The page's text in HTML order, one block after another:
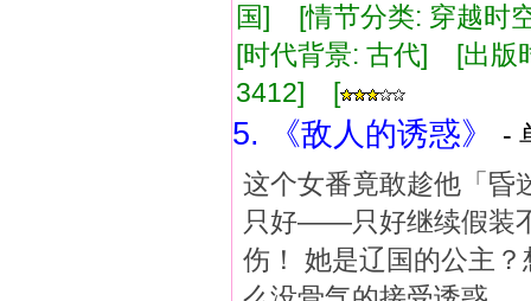
国] [情节分类: 穿越时
[时代背景: 古代] [出
3412] [
5. 《敌人的诱惑》
-
这个女番竟敢趁他「
只好——只好继续假装
伤！ 她是辽国的公主